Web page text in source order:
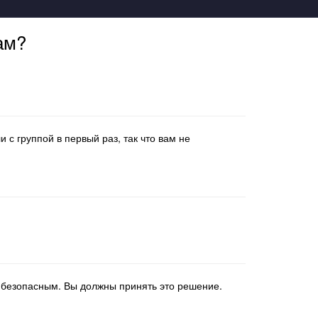
группой в первый раз, так что вам не
Вы должны принять это решение.